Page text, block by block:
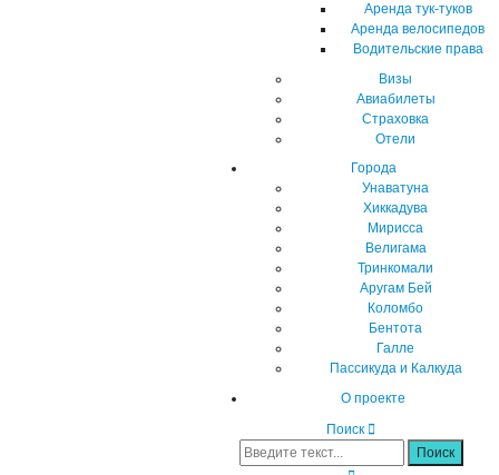
Аренда тук-туков
Аренда велосипедов
Водительские права
Визы
Авиабилеты
Страховка
Отели
Города
Унаватуна
Хиккадува
Мирисса
Велигама
Тринкомали
Аругам Бей
Коломбо
Бентота
Галле
Пассикуда и Калкуда
О проекте
Поиск